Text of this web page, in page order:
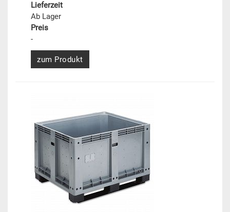
Lieferzeit
Ab Lager
Preis
-
zum Produkt